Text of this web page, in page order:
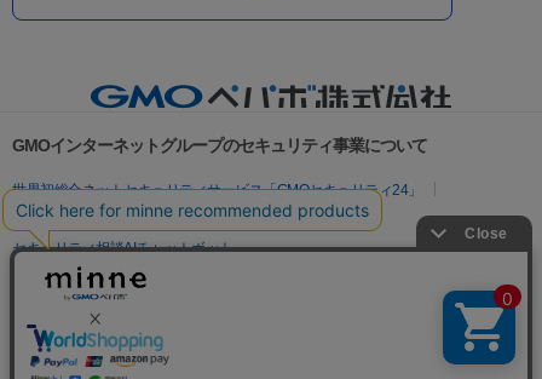
GMOインターネットグループのセキュリティ事業について
世界初総合ネットセキュリティサービス「GMOセキュリティ24」
パスワード漏洩診断
Webサイトリスク診断
セキュリティ相談AIチャットボット
実在証明・盗聴対策
サイバー攻撃対策（GMO Flatt Security）
セキュリティ事業の軌跡